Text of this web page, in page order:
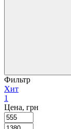
Фильтр
Хит
1
Цена, грн